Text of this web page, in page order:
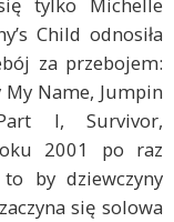
tylko Michelle
Child odnosiła
za przebojem:
Name, Jumpin
I, Survivor,
2001 po raz
to by dziewczyny
się solowa